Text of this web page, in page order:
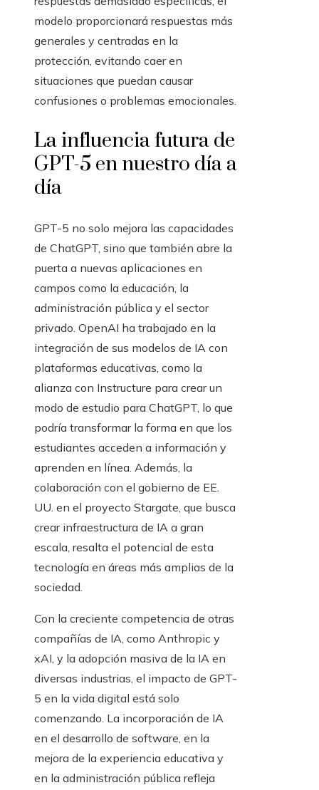
modelo proporcionará respuestas más
generales y centradas en la
protección, evitando caer en
situaciones que puedan causar
confusiones o problemas emocionales.
La influencia futura de
GPT-5 en nuestro día a
día
GPT-5 no solo mejora las capacidades
de ChatGPT, sino que también abre la
puerta a nuevas aplicaciones en
campos como la educación, la
administración pública y el sector
privado. OpenAI ha trabajado en la
integración de sus modelos de IA con
plataformas educativas, como la
alianza con Instructure para crear un
modo de estudio para ChatGPT, lo que
podría transformar la forma en que los
estudiantes acceden a información y
aprenden en línea. Además, la
colaboración con el gobierno de EE.
UU. en el proyecto Stargate, que busca
crear infraestructura de IA a gran
escala, resalta el potencial de esta
tecnología en áreas más amplias de la
sociedad.
Con la creciente competencia de otras
compañías de IA, como Anthropic y
xAI, y la adopción masiva de la IA en
diversas industrias, el impacto de GPT-
5 en la vida digital está solo
comenzando. La incorporación de IA
en el desarrollo de software, en la
mejora de la experiencia educativa y
en la administración pública refleja